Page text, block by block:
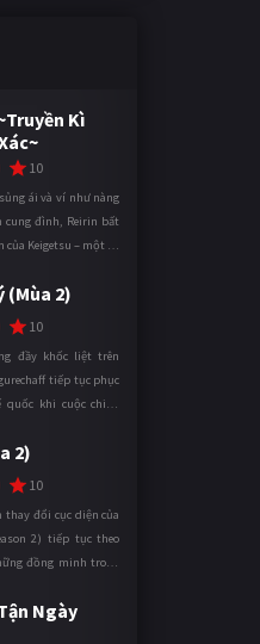
Kì
10
ái và ví như nàng
cung đình, Reirin bất
Keigetsu – một kẻ
(Mùa 2)
10
đầy khốc liệt trên
tiếp tục phục
khi cuộc chiến
...
2)
10
thay đổi cục diện của
2) tiếp tục theo
đồng minh trong
Ngày